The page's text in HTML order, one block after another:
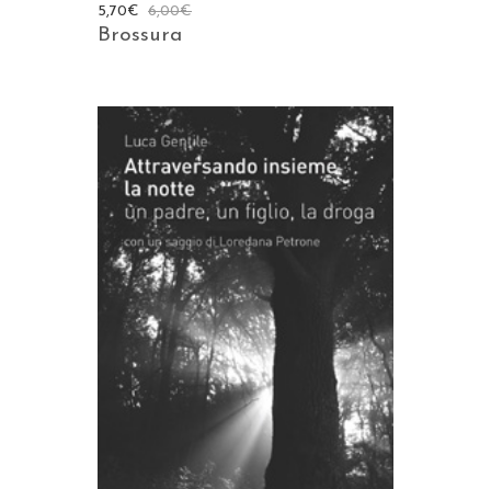
6,00€
5,70€
Brossura
AGGIUNGI AL CARRELLO